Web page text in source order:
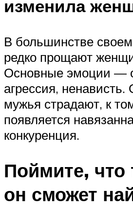
изменила
В большинстве
редко прощают
Основные эмоции —
агрессия,
мужья страдают, к
появляется
конкуренция.
Поймите, что
он сможет